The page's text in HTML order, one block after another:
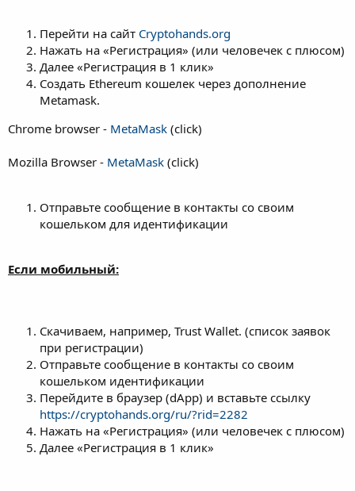
Перейти на сайт Cryptohands.org
Нажать на «Регистрация» (или человечек с плюсом)
Далее «Регистрация в 1 клик»
Создать Ethereum кошелек через дополнение
Metamask.
Chrome browser - MetaMask (click)
Mozilla Browser - MetaMask (click)
Отправьте сообщение в контакты со своим
кошельком для идентификации
Если мобильный:
Скачиваем, например, Trust Wallet. (список заявок
при регистрации)
Отправьте сообщение в контакты со своим
кошельком идентификации
Перейдите в браузер (dApp) и вставьте ссылку
https://cryptohands.org/ru/?rid=2282
Нажать на «Регистрация» (или человечек с плюсом)
Далее «Регистрация в 1 клик»